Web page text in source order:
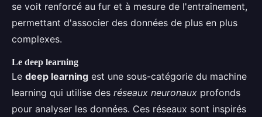
se voit renforcé au fur et à mesure de l'entraînement,
permettant d'associer des données de plus en plus
complexes.
Le deep learning
Le deep learning est une sous-catégorie du machine
learning qui utilise des réseaux neuronaux profonds
pour analyser les données. Ces réseaux sont inspirés